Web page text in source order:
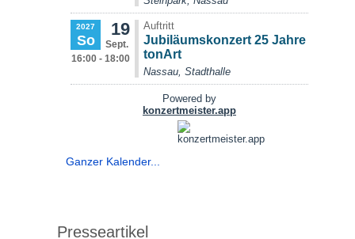
Ganzer Kalender...
Presseartikel